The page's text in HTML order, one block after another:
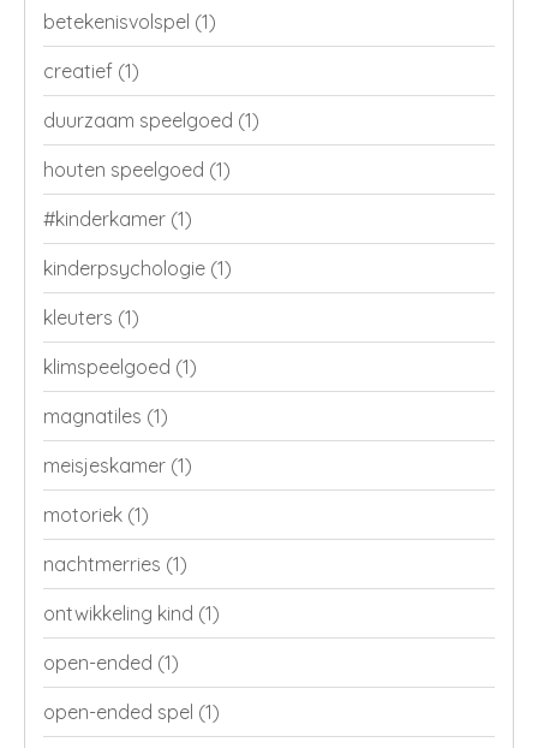
betekenisvolspel (1)
creatief (1)
duurzaam speelgoed (1)
houten speelgoed (1)
#kinderkamer (1)
kinderpsychologie (1)
kleuters (1)
klimspeelgoed (1)
magnatiles (1)
meisjeskamer (1)
motoriek (1)
nachtmerries (1)
ontwikkeling kind (1)
open-ended (1)
open-ended spel (1)